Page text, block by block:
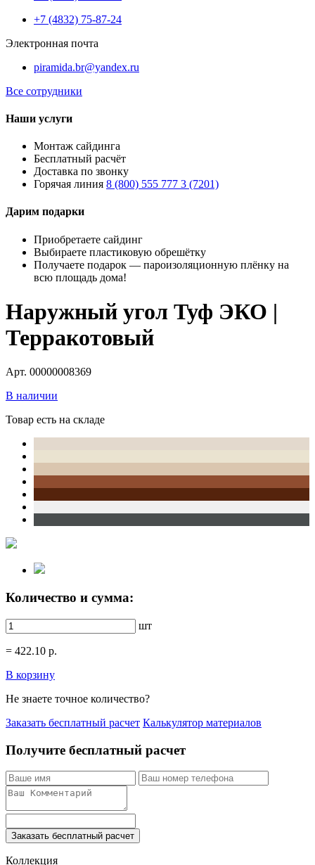
+7 (4832) 75-87-24
Электронная почта
piramida.br@yandex.ru
Все сотрудники
Наши услуги
Монтаж сайдинга
Бесплатный расчёт
Доставка по звонку
Горячая линия 8 (800) 555 777 3 (7201)
Дарим подарки
Приобретаете сайдинг
Выбираете пластиковую обрешётку
Получаете подарок — пароизоляционную плёнку на
всю площадь дома!
Наружный угол Туф ЭКО |
Терракотовый
Арт. 00000008369
В наличии
Товар есть на складе
Количество и сумма:
шт
= 422.10 р.
В корзину
Не знаете точное количество?
Заказать бесплатный расчет Калькулятор материалов
Получите бесплатный расчет
Заказать бесплатный расчет
Коллекция